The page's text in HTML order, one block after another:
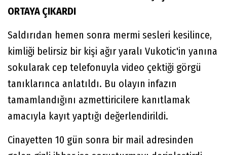
ORTAYA ÇIKARDI
Saldırıdan hemen sonra mermi sesleri kesilince,
kimliği belirsiz bir kişi ağır yaralı Vukotic'in yanına
sokularak cep telefonuyla video çektiği görgü
tanıklarınca anlatıldı. Bu olayın infazın
tamamlandığını azmettiricilere kanıtlamak
amacıyla kayıt yaptığı değerlendirildi.
Cinayetten 10 gün sonra bir mail adresinden